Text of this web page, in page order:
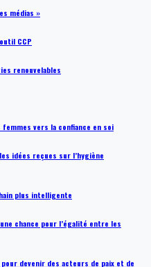
médias »
CCP
renouvelables
vers la confiance en soi
idées reçues sur l’hygiène
plus intelligente
chance pour l’égalité entre les
devenir des acteurs de paix et de